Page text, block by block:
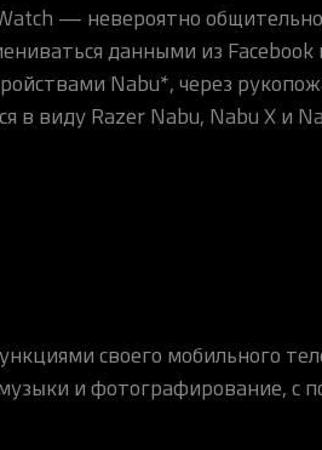
— невероятно
данными из
Nabu*, через
в виду Razer Nabu, Nabu X и
своего мобильного
и фотографирование, с